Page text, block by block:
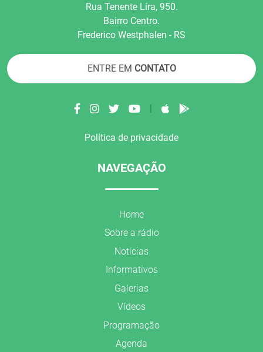
Rua Tenente Líra, 950.
Bairro Centro.
Frederico Westphalen - RS
ENTRE EM CONTATO
Política de privacidade
NAVEGAÇÃO
Home
Sobre a rádio
Notícias
Informativos
Galerias
Vídeos
Programação
Agenda